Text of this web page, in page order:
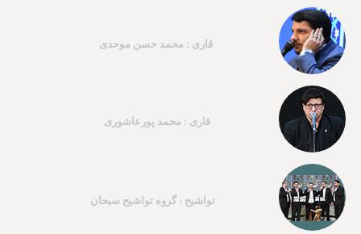
قاری : محمد حسن موحدی
قاری : محمد پورعاشوری
تواشیح : گروه تواشیح سبحان